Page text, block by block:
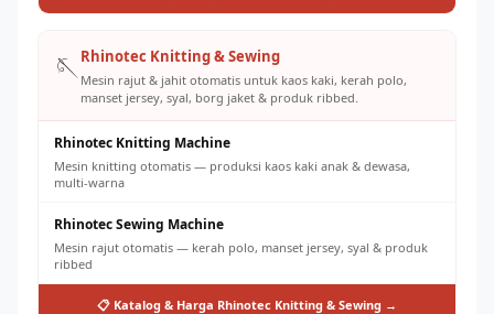
🪡Rhinotec Knitting & Sewing
Mesin rajut & jahit otomatis untuk kaos kaki, kerah polo,
manset jersey, syal, borg jaket & produk ribbed.
Rhinotec Knitting Machine
Mesin knitting otomatis — produksi kaos kaki anak & dewasa,
multi-warna
Rhinotec Sewing Machine
Mesin rajut otomatis — kerah polo, manset jersey, syal & produk
ribbed
📋 Katalog & Harga Rhinotec Knitting & Sewing →